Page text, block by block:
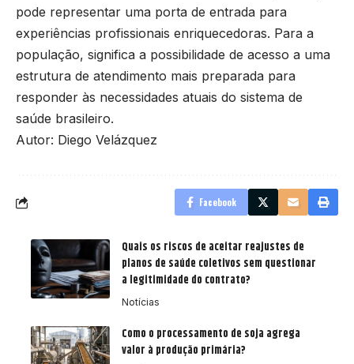
pode representar uma porta de entrada para
experiências profissionais enriquecedoras. Para a
população, significa a possibilidade de acesso a uma
estrutura de atendimento mais preparada para
responder às necessidades atuais do sistema de
saúde brasileiro.
Autor: Diego Velázquez
Facebook
Quais os riscos de aceitar reajustes de
planos de saúde coletivos sem questionar
a legitimidade do contrato?
Notícias
Como o processamento de soja agrega
valor à produção primária?